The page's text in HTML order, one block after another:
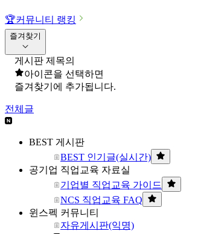
🏆커뮤니티 랭킹
즐겨찾기
게시판 제목의
아이콘을 선택하면
즐겨찾기에 추가됩니다.
전체글
BEST 게시판
BEST 인기글(실시간)
공기업 직업교육 자료실
기업별 직업교육 가이드
NCS 직업교육 FAQ
윈스펙 커뮤니티
자유게시판(익명)